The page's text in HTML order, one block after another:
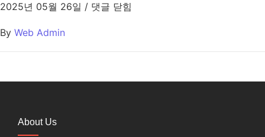
2025년 05월 26일 / 댓글 닫힘
By Web Admin
About Us